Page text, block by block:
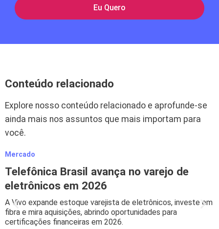
Eu Quero
Conteúdo relacionado
Explore nosso conteúdo relacionado e aprofunde-se
ainda mais nos assuntos que mais importam para
você.
Mercado
Telefônica Brasil avança no varejo de
eletrônicos em 2026
A Vivo expande estoque varejista de eletrônicos, investe em
fibra e mira aquisições, abrindo oportunidades para
certificações financeiras em 2026.